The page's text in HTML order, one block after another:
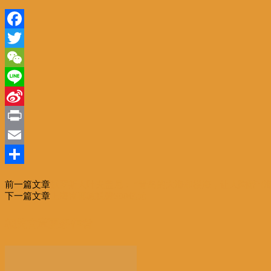
Facebook
Twitter
WeChat
Line
Sina
Weibo
Print
Email
享
前一篇文章
下一篇文章